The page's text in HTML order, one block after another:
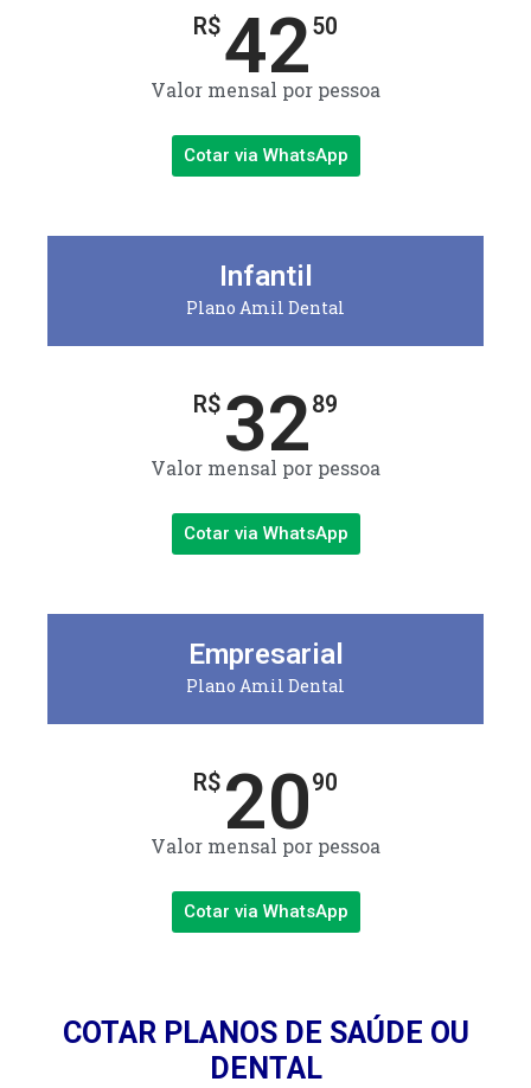
R$4250
Valor mensal por pessoa
Cotar via WhatsApp
Infantil
Plano Amil Dental
R$ 3289
Valor mensal por pessoa
Cotar via WhatsApp
Empresarial
Plano Amil Dental
R$ 2090
Valor mensal por pessoa
Cotar via WhatsApp
COTAR PLANOS DE SAÚDE OU
DENTAL